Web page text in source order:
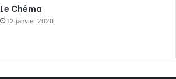
Le Chéma
12 janvier 2020